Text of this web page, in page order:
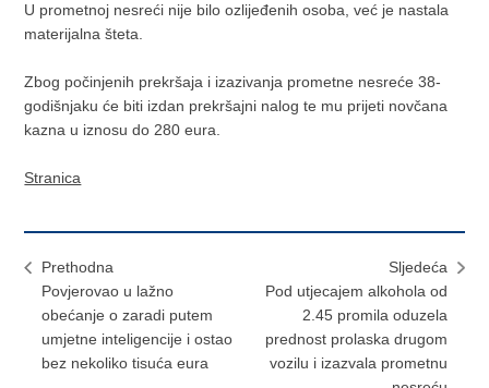
U prometnoj nesreći nije bilo ozlijeđenih osoba, već je nastala
materijalna šteta.
Zbog počinjenih prekršaja i izazivanja prometne nesreće 38-
godišnjaku će biti izdan prekršajni nalog te mu prijeti novčana
kazna u iznosu do 280 eura.
Stranica
Prethodna
Povjerovao u lažno
obećanje o zaradi putem
umjetne inteligencije i ostao
bez nekoliko tisuća eura
Sljedeća
Pod utjecajem alkohola od
2.45 promila oduzela
prednost prolaska drugom
vozilu i izazvala prometnu